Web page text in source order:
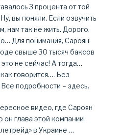
3 процента от той
вы поняли. Если озвучить
нам так не жить. Дорого.
Для понимания, Сароян
свыше 30 тысяч баксов
не сейчас! А тогда…
говорится…. Без
подробности – здесь.
видео, где Сароян
он глава этой компании
в Украине …